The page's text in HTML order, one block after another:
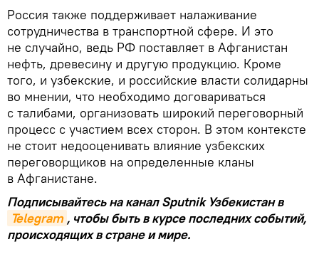
Россия также поддерживает налаживание
сотрудничества в транспортной сфере. И это
не случайно, ведь РФ поставляет в Афганистан
нефть, древесину и другую продукцию. Кроме
того, и узбекские, и российские власти солидарны
во мнении, что необходимо договариваться
с талибами, организовать широкий переговорный
процесс с участием всех сторон. В этом контексте
не стоит недооценивать влияние узбекских
переговорщиков на определенные кланы
в Афганистане.
Подписывайтесь на канал Sputnik Узбекистан в
Telegram , чтобы быть в курсе последних событий,
происходящих в стране и мире.